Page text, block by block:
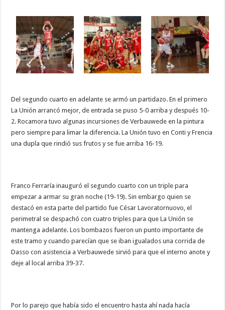
Del segundo cuarto en adelante se armó un partidazo. En el primero
La Unión arrancó mejor, de entrada se puso 5-0 arriba y después 10-
2. Rocamora tuvo algunas incursiones de Verbauwede en la pintura
pero siempre para limar la diferencia. La Unión tuvo en Conti y Frencia
una dupla que rindió sus frutos y se fue arriba 16-19.
Franco Ferraría inauguró el segundo cuarto con un triple para
empezar a armar su gran noche (19-19). Sin embargo quien se
destacó en esta parte del partido fue César Lavoratornuovo, el
perimetral se despachó con cuatro triples para que La Unión se
mantenga adelante. Los bombazos fueron un punto importante de
este tramo y cuando parecían que se iban igualados una corrida de
Dasso con asistencia a Verbauwede sirvió para que el interno anote y
deje al local arriba 39-37.
Por lo parejo que había sido el encuentro hasta ahí nada hacía